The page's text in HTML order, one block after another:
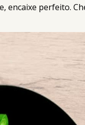
encaixe perfeito.